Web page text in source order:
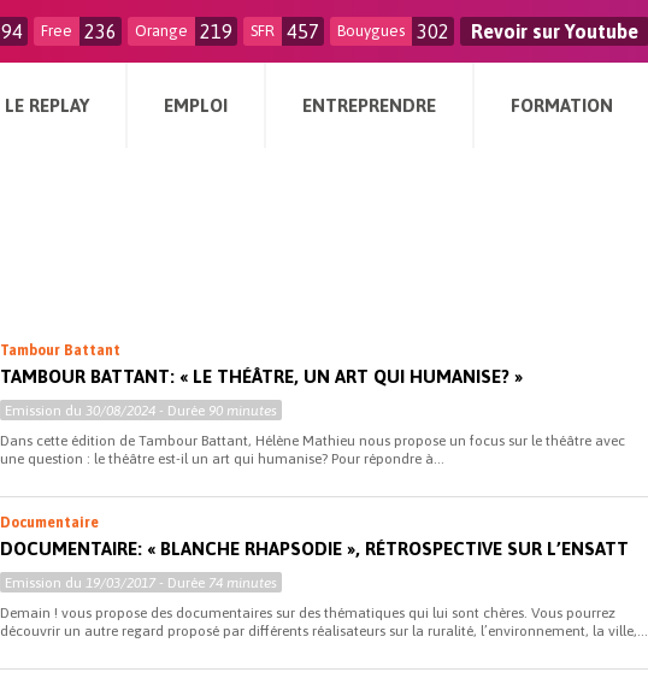
94 Free 236 Orange 219 SFR 457 Bouygues 302 Revoir sur Youtube
LE REPLAY EMPLOI ENTREPRENDRE FORMATION
Tambour Battant
TAMBOUR BATTANT: « LE THÉÂTRE, UN ART QUI HUMANISE? »
Emission du30/08/2024 - Durée 90 minutes
Dans cette édition de Tambour Battant, Hélène Mathieu nous propose un focus sur le théâtre avec
une question : le théâtre est-il un art qui humanise? Pour répondre à...
Documentaire
DOCUMENTAIRE: « BLANCHE RHAPSODIE », RÉTROSPECTIVE SUR L’ENSATT
Emission du19/03/2017 - Durée 74 minutes
Demain ! vous propose des documentaires sur des thématiques qui lui sont chères. Vous pourrez
découvrir un autre regard proposé par différents réalisateurs sur la ruralité, l’environnement, la ville,...